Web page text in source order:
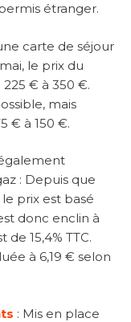
étranger.
carte de séjour
le prix du
€ à 350 €.
mais
€ à 150 €.
: Depuis que
prix est basé
donc enclin à
15,4% TTC.
à 6,19 € selon
: Mis en place